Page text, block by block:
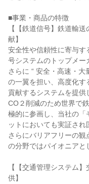
■事業・商品の特徴
【【鉄道信号】鉄道輸
献】
安全性や信頼性に寄与
号システムのトップメー
さらに “ 安全・高速・
の一翼を担い、高度化す
貢献するシステムを提供
CO２削減のため世界で
極的に参画し、当社の「
ットにおいても実証され
さらにバリアフリーの
の分野ではパイオニアと
【【交通管理システム
供】